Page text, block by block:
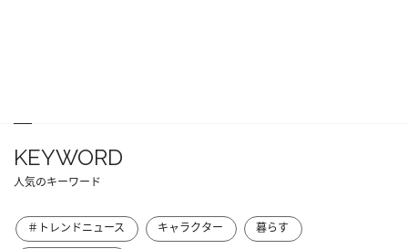
KEYWORD
人気のキーワード
＃トレンドニュース キャラクター
暮らす